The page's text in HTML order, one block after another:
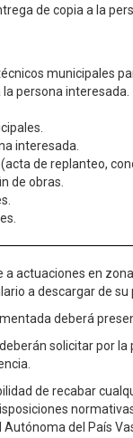
de copia a la
municipales
persona interesada.
interesada.
de replanteo,
de obras.
a actuaciones en
a descargar de su
deberá
solicitar por
de recabar
del País